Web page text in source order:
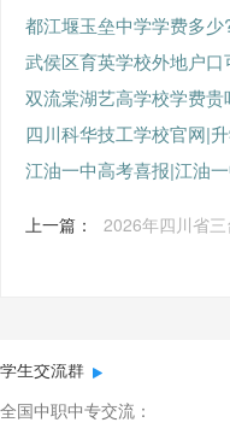
都江堰玉垒中学学费多
武侯区育英学校外地户
双流棠湖艺高学校学费
四川科华技工学校官网|
江油一中高考喜报|江油
上一篇： 2026年四川省
学生交流群
全国中职中专交流：